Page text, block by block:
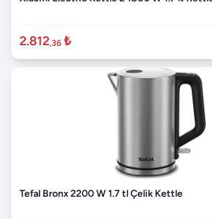
2.812,36 ₺
Tefal Bronx 2200 W 1.7 tl Çelik Kettle